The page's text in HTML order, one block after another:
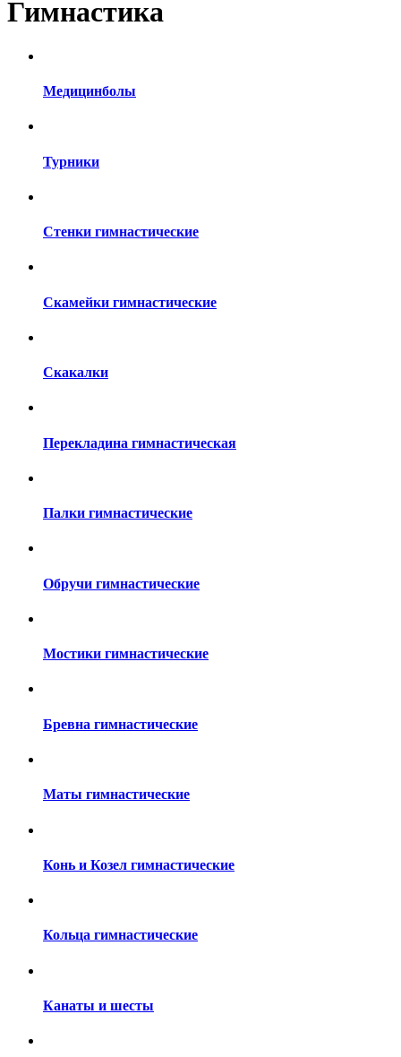
Гимнастика
Медицинболы
Турники
Стенки гимнастические
Скамейки гимнастические
Скакалки
Перекладина гимнастическая
Палки гимнастические
Обручи гимнастические
Мостики гимнастические
Бревна гимнастические
Маты гимнастические
Конь и Козел гимнастические
Кольца гимнастические
Канаты и шесты